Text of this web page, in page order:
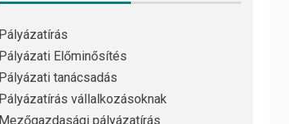
Pályázatírás
Pályázati Előminősítés
Pályázati tanácsadás
Pályázatírás vállalkozásoknak
Mezőgazdasági pályázatírás